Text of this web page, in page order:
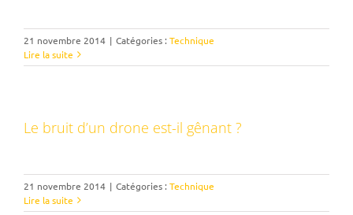
21 novembre 2014 | Catégories : Technique
Lire la suite
Le bruit d’un drone est-il gênant ?
21 novembre 2014 | Catégories : Technique
Lire la suite